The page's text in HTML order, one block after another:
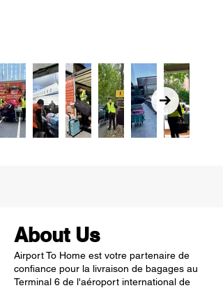
About Us
Airport To Home est votre partenaire de
confiance pour la livraison de bagages au
Terminal 6 de l'aéroport international de